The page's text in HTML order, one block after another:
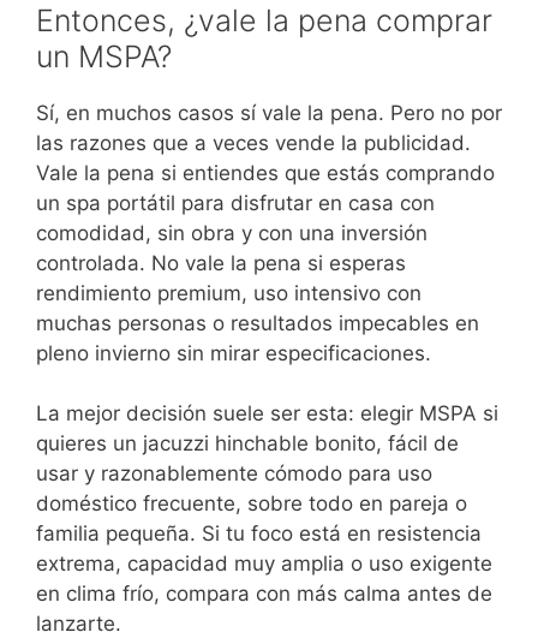
Entonces, ¿vale la pena comprar
un MSPA?
Sí, en muchos casos sí vale la pena. Pero no por
las razones que a veces vende la publicidad.
Vale la pena si entiendes que estás comprando
un spa portátil para disfrutar en casa con
comodidad, sin obra y con una inversión
controlada. No vale la pena si esperas
rendimiento premium, uso intensivo con
muchas personas o resultados impecables en
pleno invierno sin mirar especificaciones.
La mejor decisión suele ser esta: elegir MSPA si
quieres un jacuzzi hinchable bonito, fácil de
usar y razonablemente cómodo para uso
doméstico frecuente, sobre todo en pareja o
familia pequeña. Si tu foco está en resistencia
extrema, capacidad muy amplia o uso exigente
en clima frío, compara con más calma antes de
lanzarte.